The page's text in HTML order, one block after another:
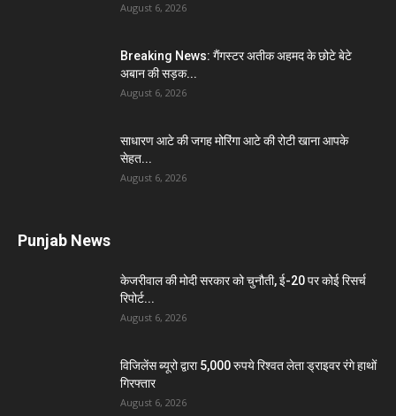
August 6, 2026
Breaking News: गैंगस्टर अतीक अहमद के छोटे बेटे
अबान की सड़क...
August 6, 2026
साधारण आटे की जगह मोरिंगा आटे की रोटी खाना आपके
सेहत...
August 6, 2026
Punjab News
केजरीवाल की मोदी सरकार को चुनौती, ई-20 पर कोई रिसर्च
रिपोर्ट...
August 6, 2026
विजिलेंस ब्यूरो द्वारा 5,000 रुपये रिश्वत लेता ड्राइवर रंगे हाथों
गिरफ्तार
August 6, 2026